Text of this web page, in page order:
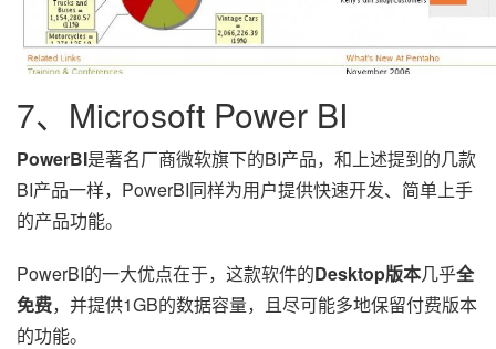
7、Microsoft Power BI
PowerBI是著名厂商微软旗下的BI产品，和上述提到的几款
BI产品一样，PowerBI同样为用户提供快速开发、简单上手
的产品功能。
PowerBI的一大优点在于，这款软件的Desktop版本几乎全
免费，并提供1GB的数据容量，且尽可能多地保留付费版本
的功能。